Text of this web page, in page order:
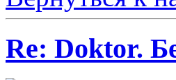
Re: Doktor.